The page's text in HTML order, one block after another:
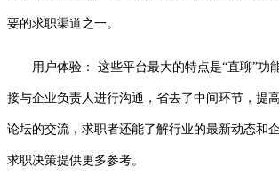
要的求职渠道之一。
用户体验： 这些平台最大的特点是“直聊”功
接与企业负责人进行沟通，省去了中间环节，提
论坛的交流，求职者还能了解行业的最新动态和
求职决策提供更多参考。